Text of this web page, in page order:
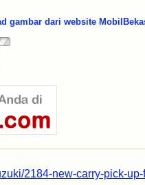
gambar dari website
2184-new-carry-pick-up-